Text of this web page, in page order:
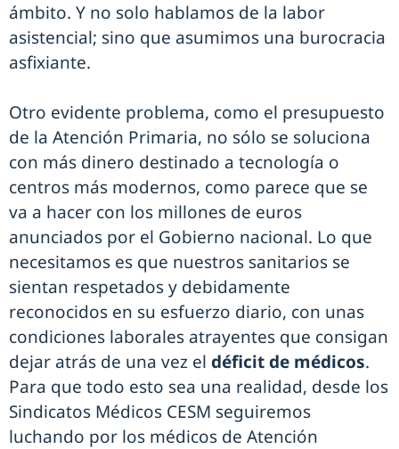
ámbito. Y no solo hablamos de la labor
asistencial; sino que asumimos una burocracia
asfixiante.
Otro evidente problema, como el presupuesto
de la Atención Primaria, no sólo se soluciona
con más dinero destinado a tecnología o
centros más modernos, como parece que se
va a hacer con los millones de euros
anunciados por el Gobierno nacional. Lo que
necesitamos es que nuestros sanitarios se
sientan respetados y debidamente
reconocidos en su esfuerzo diario, con unas
condiciones laborales atrayentes que consigan
dejar atrás de una vez el déficit de médicos.
Para que todo esto sea una realidad, desde los
Sindicatos Médicos CESM seguiremos
luchando por los médicos de Atención